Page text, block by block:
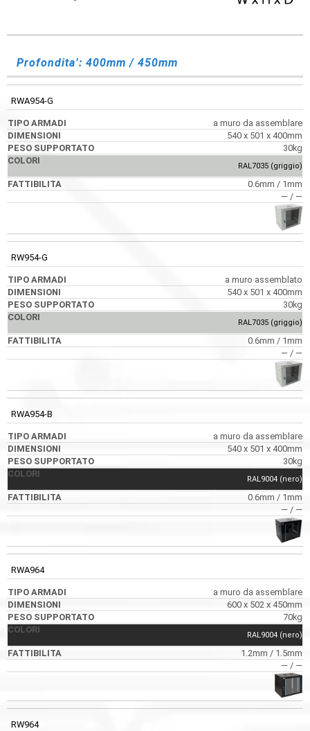
PESO
Profondita’: 400mm / 450mm
RWA954-G
a muro da assemblare
540 x 501 x 400mm
30kg
RAL7035 (griggio)
0.6mm / 1mm
― / ―
RW954-G
a muro assemblato
540 x 501 x 400mm
30kg
RAL7035 (griggio)
0.6mm / 1mm
― / ―
RWA954-B
a muro da assemblare
540 x 501 x 400mm
30kg
RAL9004 (nero)
0.6mm / 1mm
― / ―
RWA964
a muro da assemblare
600 x 502 x 450mm
70kg
RAL9004 (nero)
1.2mm / 1.5mm
― / ―
RW964